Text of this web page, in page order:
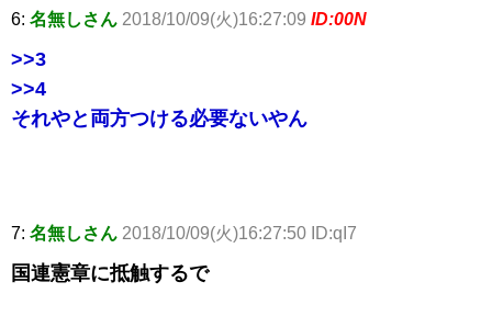
6: 名無しさん 2018/10/09(火)16:27:09 ID:00N
>>3
>>4
それやと両方つける必要ないやん
7: 名無しさん 2018/10/09(火)16:27:50 ID:qI7
国連憲章に抵触するで